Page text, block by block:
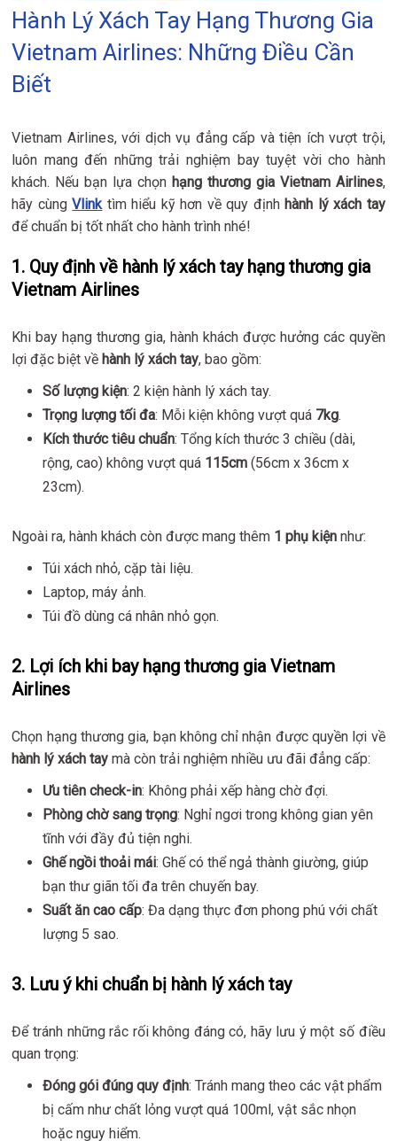
Hành Lý Xách Tay Hạng Thương Gia
Vietnam Airlines: Những Điều Cần
Biết
Vietnam Airlines, với dịch vụ đẳng cấp và tiện ích vượt trội,
luôn mang đến những trải nghiệm bay tuyệt vời cho hành
khách. Nếu bạn lựa chọn hạng thương gia Vietnam Airlines,
hãy cùngVlinktìm hiểu kỹ hơn về quy định hành lý xách tay
để chuẩn bị tốt nhất cho hành trình nhé!
1. Quy định về hành lý xách tay hạng thương gia
Vietnam Airlines
Khi bay hạng thương gia, hành khách được hưởng các quyền
lợi đặc biệt về hành lý xách tay, bao gồm:
Số lượng kiện: 2 kiện hành lý xách tay.
Trọng lượng tối đa: Mỗi kiện không vượt quá 7kg.
Kích thước tiêu chuẩn: Tổng kích thước 3 chiều (dài,
rộng, cao) không vượt quá 115cm (56cm x 36cm x
23cm).
Ngoài ra, hành khách còn được mang thêm 1 phụ kiện như:
Túi xách nhỏ, cặp tài liệu.
Laptop, máy ảnh.
Túi đồ dùng cá nhân nhỏ gọn.
2. Lợi ích khi bay hạng thương gia Vietnam
Airlines
Chọn hạng thương gia, bạn không chỉ nhận được quyền lợi về
hành lý xách tay mà còn trải nghiệm nhiều ưu đãi đẳng cấp:
Ưu tiên check-in: Không phải xếp hàng chờ đợi.
Phòng chờ sang trọng: Nghỉ ngơi trong không gian yên
tĩnh với đầy đủ tiện nghi.
Ghế ngồi thoải mái: Ghế có thể ngả thành giường, giúp
bạn thư giãn tối đa trên chuyến bay.
Suất ăn cao cấp: Đa dạng thực đơn phong phú với chất
lượng 5 sao.
3. Lưu ý khi chuẩn bị hành lý xách tay
Để tránh những rắc rối không đáng có, hãy lưu ý một số điều
quan trọng:
Đóng gói đúng quy định: Tránh mang theo các vật phẩm
bị cấm như chất lỏng vượt quá 100ml, vật sắc nhọn
hoặc nguy hiểm.